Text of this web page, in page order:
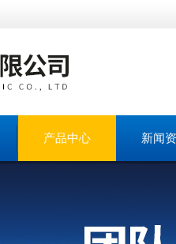
产品中心 新闻